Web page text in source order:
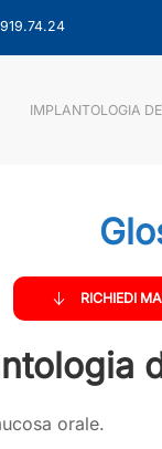
IMPLANTOLOGIA
RICHIEDI
orale.